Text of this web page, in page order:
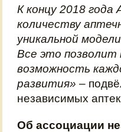
К концу 2018
количеству
уникальной
Все это позволит
возможность
развития» –
независимых
Об ассоциации